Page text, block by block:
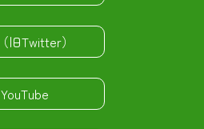
（旧Twitter）
YouTube